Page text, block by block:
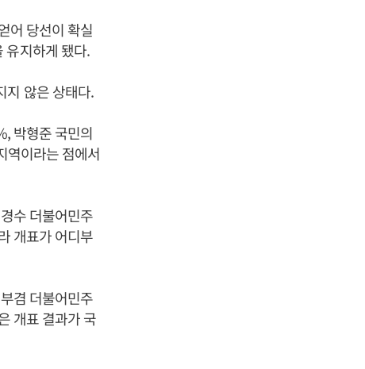
어 당선이 확실
유지하게 됐다.
지 않은 상태다.
박형준 국민의
역이라는 점에서
수 더불어민주
개표가 어디부
겸 더불어민주
개표 결과가 국